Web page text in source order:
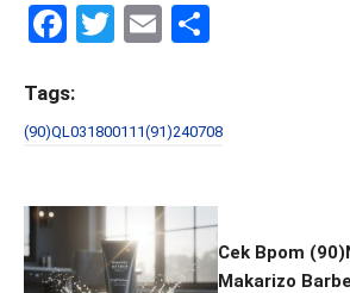
F
ce
b
o
k
T
er
E
e
Tags:
(90)QL031800111(91)240708
Cek Bpom
Makarizo